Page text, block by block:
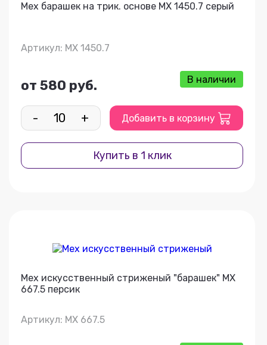
Мех барашек на трик. основе МХ 1450.7 серый
Артикул: МХ 1450.7
от 580 руб. В наличии
- + Добавить в корзину
Купить в 1 клик
Мех искусственный стриженый "барашек" МХ
667.5 персик
Артикул: МХ 667.5